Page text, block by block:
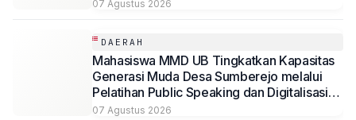
07 Agustus 2026
DAERAH
Mahasiswa MMD UB Tingkatkan Kapasitas
Generasi Muda Desa Sumberejo melalui
Pelatihan Public Speaking dan Digitalisasi
Potensi Desa
07 Agustus 2026